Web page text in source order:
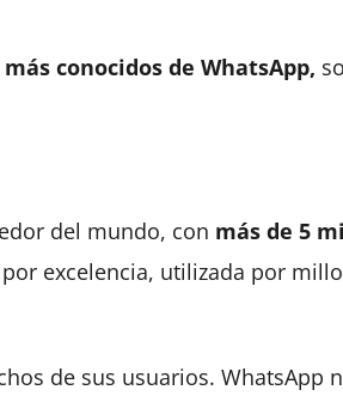
conocidos de WhatsApp,
del mundo, con más de 5
excelencia, utilizada por
de sus usuarios. WhatsApp